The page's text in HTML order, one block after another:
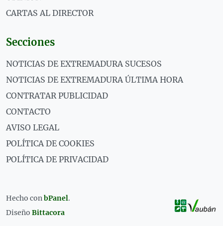
CARTAS AL DIRECTOR
Secciones
NOTICIAS DE EXTREMADURA SUCESOS
NOTICIAS DE EXTREMADURA ÚLTIMA HORA
CONTRATAR PUBLICIDAD
CONTACTO
AVISO LEGAL
POLÍTICA DE COOKIES
POLÍTICA DE PRIVACIDAD
Hecho conbPanel.
Diseño Bittacora